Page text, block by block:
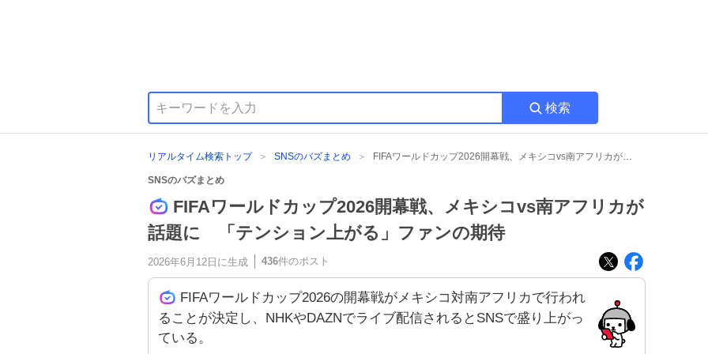
検索
リアルタイム検索トップ SNSのバズまとめ FIFAワールドカップ2026開幕戦、メキシコvs南アフリカが話題に 「テンション上がる」ファンの期待
SNSのバズまとめ
FIFAワールドカップ2026開幕戦、メキシコvs南アフリカが
話題に 「テンション上がる」ファンの期待
2026年6月12日 に生成 436件のポスト
FIFAワールドカップ2026の開幕戦がメキシコ対南アフリカで行われ
ることが決定し、NHKやDAZNでライブ配信されるとSNSで盛り上がっ
ている。